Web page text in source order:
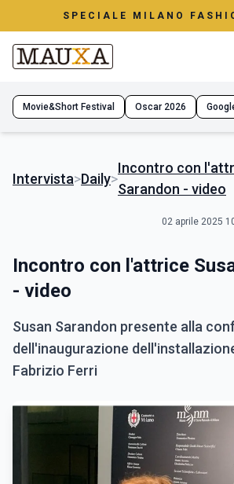
SPECIALE MILANO
Movie&Short Festival Oscar 2026
Intervista>Daily>
Incontro con
Sarandon - video
02 aprile 2025
Incontro con l'attrice
- video
Susan Sarandon presente alla
dell'inaugurazione
Fabrizio Ferri